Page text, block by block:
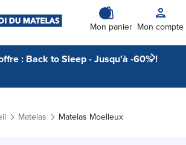
Mon panier Mon compte
: Back to Sleep - Jusqu'à -60% !
Matelas Matelas Moelleux